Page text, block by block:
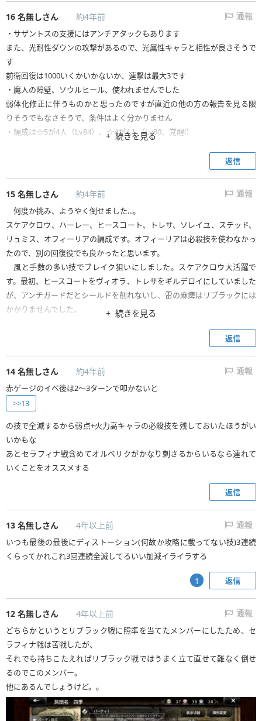
し。
生き残ってるメンバー全員「ディストーション」の睡眠でどうしようもな
いのでタスクキル。
イベント挟まったら勝ち確とか書かないでください。記事を鵜呑みにする
前にコメント欄見ておけばよかった。
16 名無しさん 約4年前 通報
・サザントスの支援にはアンチアタックもあります
また、光耐性ダウンの攻撃があるので、光属性キャラと相性が良さそうで
す
前衛回復は1000いくかいかないか、連撃は最大3です
・魔人の障壁、ソウルヒール、使われませんでした
弱体化修正に伴うものかと思ったのですが直近の他の方の報告を見る限
りそうでもなさそうで、条件はよく分かりません
・編成は☆5が4人（Lv84）、☆4が4人（Lv80、覚醒Ⅰ）
逆に、セラフィナ戦は前衛の行動不能が多発するので、全員がシールド削
続きを見る
返信
15 名無しさん 約4年前 通報
何度か挑み、ようやく倒せました...。
スケアクロウ、ハーレー、ヒースコート、トレサ、ソレイユ、ステッド、
リュミス、オフィーリアの編成です。オフィーリアは必殺技を使わなかっ
たので、別の回復役でも良かったと思います。
風と手数の多い技でブレイク狙いにしました。スケアクロウ大活躍で
す。最初、ヒースコートをヴィオラ、トレサをギルデロイにしていました
が、アンチガードだとシールドを削れないし、雷の麻痺はリブラックには
かかりませんでした。
た。ランダムなので、全滅待ちして再度挑戦の方が楽でしょう。長くかか
こせて勝てました。1回目は90分かけて無理で、今回は30分で勝てまし
た。運要素の大きさを感じました...。
続きを見る
返信
14 名無しさん 約4年前 通報
赤ゲージのイベ後は2～3ターンで叩かないと
>>13
の技で全滅するから弱点+火力高キャラの必殺技を残しておいたほうがい
いかもな
あとセラフィナ戦含めてオルベリクがかなり刺さるからいるなら連れて
いくことをオススメする
返信
13 名無しさん 4年以上前 通報
いつも最後の最後にディストーション(何故か攻略に載ってない技)3連続
くらってかれこれ3回連続全滅してるいい加減イライラする
返信
1
12 名無しさん 4年以上前 通報
どちらかというとリブラック戦に照準を当てたメンバーにしたため、セ
ラフィナ戦は苦戦したが、
それでも持ちこたえればリブラック戦ではうまく立て直せて難なく倒せ
るのでこのメンバー。
他にあるんでしょうけど。。